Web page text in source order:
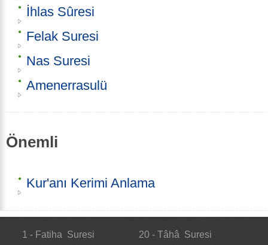
İhlas Sûresi
Felak Suresi
Nas Suresi
Amenerrasulü
Önemli
Kur'anı Kerimi Anlama
1 - Fatiha Suresi
20 - Tâhâ Suresi